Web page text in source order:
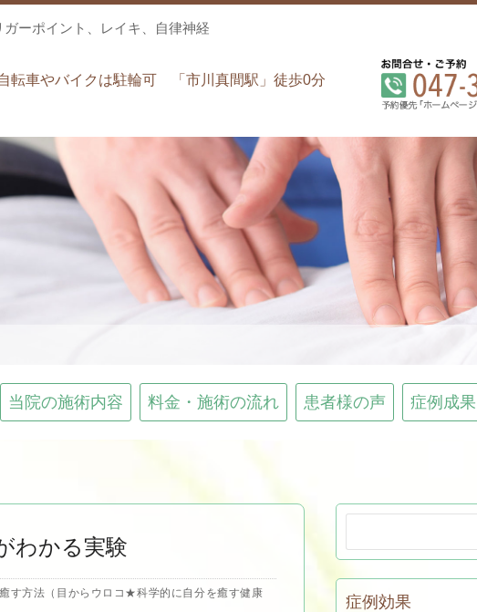
ーポイント、レイキ、自律神経
転車やバイクは駐輪可 「市川真間駅」徒歩0分
当院の施術内容 料金・施術の流れ 患者様の声 症例成果
わかる実験
す方法（目からウロコ★科学的に自分を癒す健康
症例効果